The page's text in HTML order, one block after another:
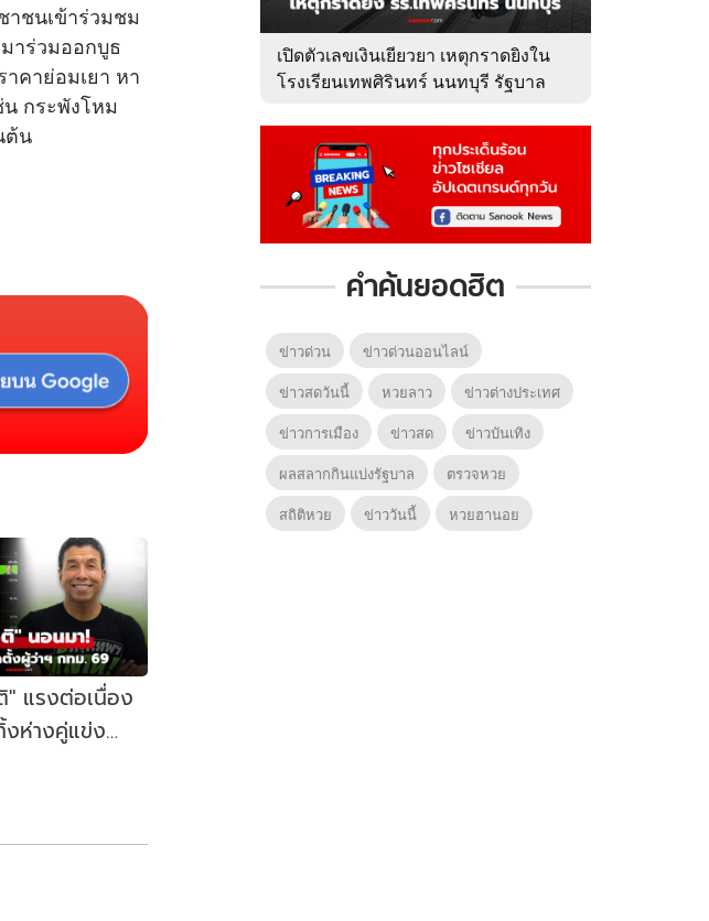
ชนเข้าร่วมชม
าร่วมออกบูธ
คาย่อมเยา หา
กระพังโหม
ต้น
" แรงต่อเนื่อง
งห่างคู่แข่ง
เปิดตัวเลขเงินเยียวยา เหตุกราดยิงใน
โรงเรียนเทพศิรินทร์ นนทบุรี รัฐบาล
คำค้นยอดฮิต
ข่าวด่วน
ข่าวด่วนออนไลน์
ข่าวสดวันนี้
หวยลาว
ข่าวต่างประเทศ
ข่าวการเมือง
ข่าวสด
ข่าวบันเทิง
ผลสลากกินแบ่งรัฐบาล
ตรวจหวย
สถิติหวย
ข่าววันนี้ หวยฮานอย